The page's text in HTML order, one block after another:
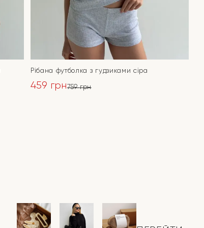
Рібана футболка з гудзиками сіра
759грн
459 грн